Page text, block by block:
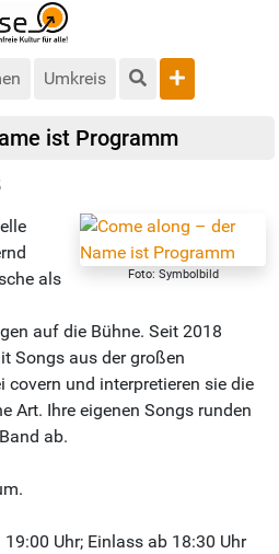
Umkreis
ist Programm
Foto: Symbolbild
als
auf die Bühne. Seit 2018
Songs aus der großen
covern und interpretieren sie die
Art. Ihre eigenen Songs runden
ab.
Uhr; Einlass ab 18:30 Uhr